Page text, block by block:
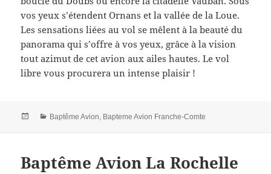
vos yeux s’étendent Ornans et la vallée de la Loue.
Les sensations liées au vol se mêlent à la beauté du
panorama qui s’offre à vos yeux, grâce à la vision
tout azimut de cet avion aux ailes hautes. Le vol
libre vous procurera un intense plaisir !
PostedCategories
Baptême Avion, Bapteme Avion Franche-Comte
Baptême Avion La Rochelle